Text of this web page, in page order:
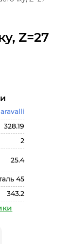
Z=27
328.19
2
25.4
45
343.2